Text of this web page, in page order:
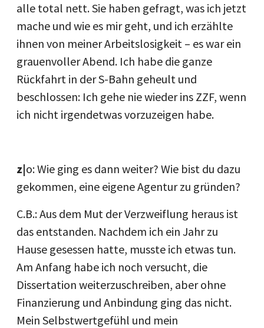
alle total nett. Sie haben gefragt, was ich jetzt
mache und wie es mir geht, und ich erzählte
ihnen von meiner Arbeitslosigkeit – es war ein
grauenvoller Abend. Ich habe die ganze
Rückfahrt in der S-Bahn geheult und
beschlossen: Ich gehe nie wieder ins ZZF, wenn
ich nicht irgendetwas vorzuzeigen habe.
z|o: Wie ging es dann weiter? Wie bist du dazu
gekommen, eine eigene Agentur zu gründen?
C.B.: Aus dem Mut der Verzweiflung heraus ist
das entstanden. Nachdem ich ein Jahr zu
Hause gesessen hatte, musste ich etwas tun.
Am Anfang habe ich noch versucht, die
Dissertation weiterzuschreiben, aber ohne
Finanzierung und Anbindung ging das nicht.
Mein Selbstwertgefühl und mein